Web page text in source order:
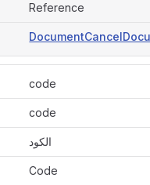
Reference
code
code
الكود
Code